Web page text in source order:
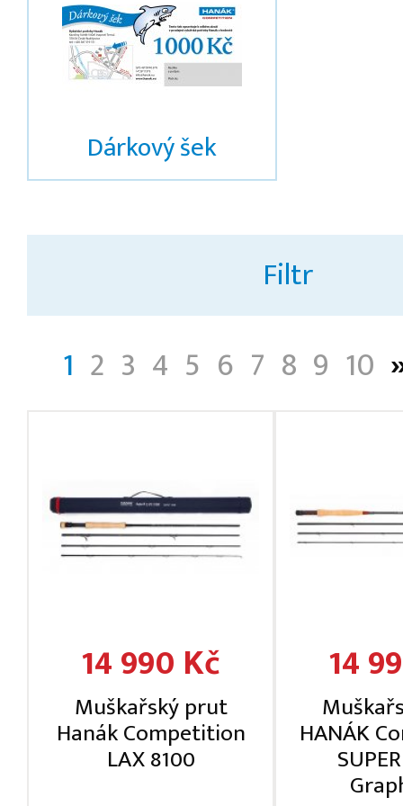
Dárkový šek
Filtr
1 2 3 4 5 6 7 8 9 10
14 990 Kč
Muškařský prut
Hanák Competition
LAX 8100
14
HANÁK